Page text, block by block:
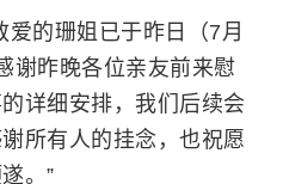
爱的珊姐已于昨日（7月
谢昨晚各位亲友前来慰
详细安排，我们后续会
所有人的挂念，也祝愿
。”